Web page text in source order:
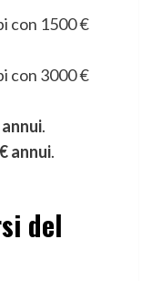
con 1500 €
con 3000 €
.
annui.
del